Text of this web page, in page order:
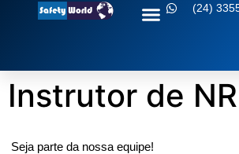
(24)
Instrutor de NR
Seja parte da nossa equipe!